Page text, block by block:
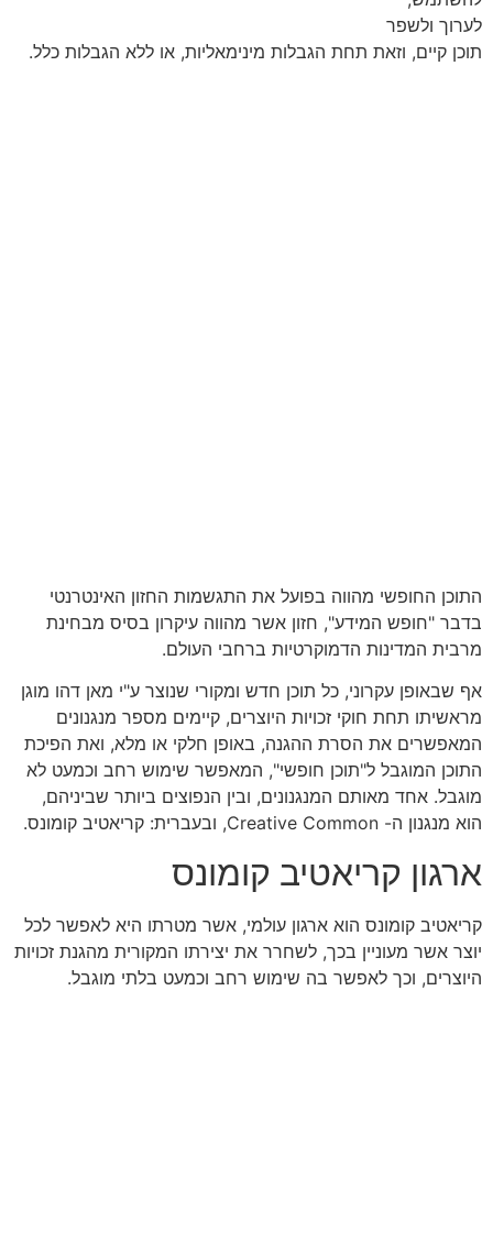
לערוך ולשפר
תוכן קיים, וזאת תחת הגבלות מינימאליות, או ללא הגבלות כלל.
התוכן החופשי מהווה בפועל את התגשמות החזון האינטרנטי
בדבר "חופש המידע", חזון אשר מהווה עיקרון בסיס מבחינת
מרבית המדינות הדמוקרטיות ברחבי העולם.
אף שבאופן עקרוני, כל תוכן חדש ומקורי שנוצר ע"י מאן דהו מוגן
מראשיתו תחת חוקי זכויות היוצרים, קיימים מספר מנגנונים
המאפשרים את הסרת ההגנה, באופן חלקי או מלא, ואת הפיכת
התוכן המוגבל ל"תוכן חופשי", המאפשר שימוש רחב וכמעט לא
מוגבל. אחד מאותם המנגנונים, ובין הנפוצים ביותר שביניהם,
הוא מנגנון ה- Creative Common, ובעברית: קריאטיב קומונס.
ארגון קריאטיב קומונס
קריאטיב קומונס הוא ארגון עולמי, אשר מטרתו היא לאפשר לכל
יוצר אשר מעוניין בכך, לשחרר את יצירתו המקורית מהגנת זכויות
היוצרים, וכך לאפשר בה שימוש רחב וכמעט בלתי מוגבל.